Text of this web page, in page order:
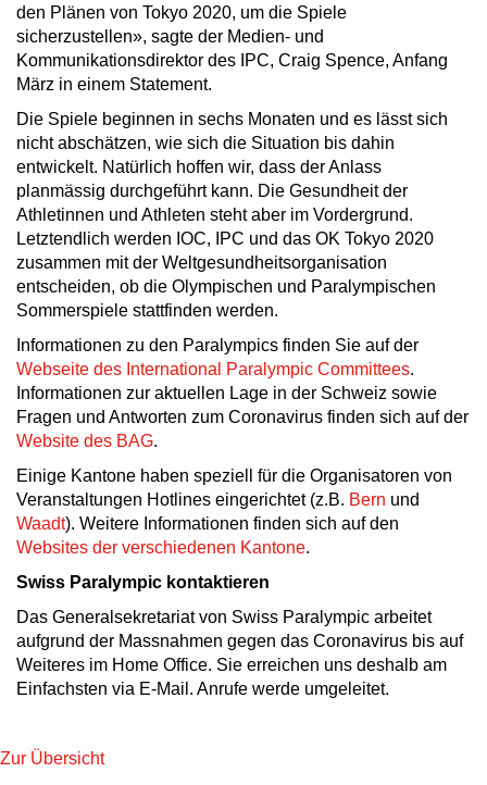
den Plänen von Tokyo 2020, um die Spiele
sicherzustellen», sagte der Medien- und
Kommunikationsdirektor des IPC, Craig Spence, Anfang
März in einem Statement.
Die Spiele beginnen in sechs Monaten und es lässt sich
nicht abschätzen, wie sich die Situation bis dahin
entwickelt. Natürlich hoffen wir, dass der Anlass
planmässig durchgeführt kann. Die Gesundheit der
Athletinnen und Athleten steht aber im Vordergrund.
Letztendlich werden IOC, IPC und das OK Tokyo 2020
zusammen mit der Weltgesundheitsorganisation
entscheiden, ob die Olympischen und Paralympischen
Sommerspiele stattfinden werden.
Informationen zu den Paralympics finden Sie auf der
Webseite des International Paralympic Committees.
Informationen zur aktuellen Lage in der Schweiz sowie
Fragen und Antworten zum Coronavirus finden sich auf der
Website des BAG.
Einige Kantone haben speziell für die Organisatoren von
Veranstaltungen Hotlines eingerichtet (z.B. Bern und
Waadt). Weitere Informationen finden sich auf den
Websites der verschiedenen Kantone.
Swiss Paralympic kontaktieren
Das Generalsekretariat von Swiss Paralympic arbeitet
aufgrund der Massnahmen gegen das Coronavirus bis auf
Weiteres im Home Office. Sie erreichen uns deshalb am
Einfachsten via E-Mail. Anrufe werde umgeleitet.
Zur Übersicht